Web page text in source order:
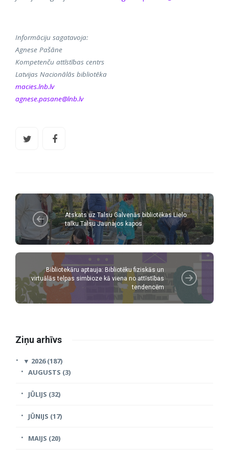
Informāciju sagatavoja:
Agnese Pašāne
Kompetenču attīstības centrs
Latvijas Nacionālās bibliotēka
macies.lnb.lv
agnese.pasane@lnb.lv
Atskats uz Talsu Galvenās bibliotēkas Lielo
talku Talsu Jaunajos kapos
Bibliotekāru aptauja: Bibliotēku fiziskās un
virtuālās telpas simbioze kā viena no attīstības
tendencēm
Ziņu arhīvs
▼ 2026 (187)
AUGUSTS (3)
JŪLIJS (32)
JŪNIJS (17)
MAIJS (20)